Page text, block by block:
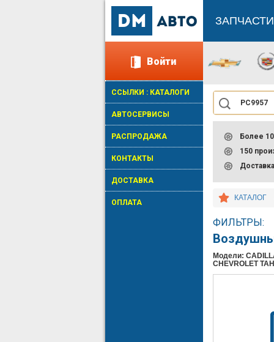
Войти
ССЫЛКИ : КАТАЛОГИ
АВТОСЕРВИСЫ
РАСПРОДАЖА
КОНТАКТЫ
ДОСТАВКА
ОПЛАТА
Более
150
Доставка
КАТАЛОГ
ФИЛЬТРЫ:
Модели:
CHEVROLET